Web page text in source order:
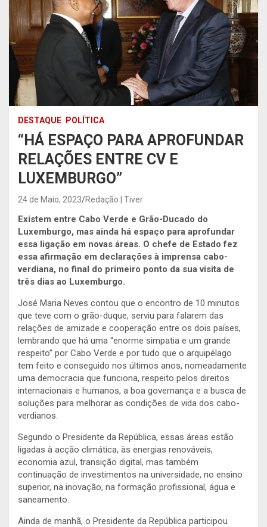
DESTAQUE POLÍTICA
“HÁ ESPAÇO PARA APROFUNDAR
RELAÇÕES ENTRE CV E
LUXEMBURGO”
24 de Maio, 2023 Redação | Tiver
Existem entre Cabo Verde e Grão-Ducado do
Luxemburgo, mas ainda há espaço para aprofundar
essa ligação em novas áreas. O chefe de Estado fez
essa afirmação em declarações à imprensa cabo-
verdiana, no final do primeiro ponto da sua visita de
três dias ao Luxemburgo.
José Maria Neves contou que o encontro de 10 minutos
que teve com o grão-duque, serviu para falarem das
relações de amizade e cooperação entre os dois países,
lembrando que há uma “enorme simpatia e um grande
respeito” por Cabo Verde e por tudo que o arquipélago
tem feito e conseguido nos últimos anos, nomeadamente
uma democracia que funciona, respeito pelos direitos
internacionais e humanos, a boa governança e a busca de
soluções para melhorar as condições de vida dos cabo-
verdianos.
Segundo o Presidente da República, essas áreas estão
ligadas à acção climática, às energias renováveis,
economia azul, transição digital, mas também
continuação de investimentos na universidade, no ensino
superior, na inovação, na formação profissional, água e
saneamento.
Ainda de manhã, o Presidente da República participou